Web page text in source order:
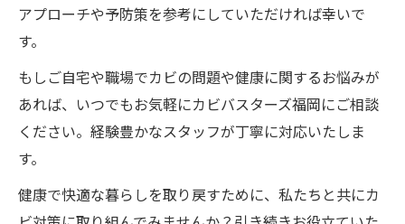
アプローチや予防策を参考にしていただければ幸いで
す。
もしご自宅や職場でカビの問題や健康に関するお悩みが
あれば、いつでもお気軽にカビバスターズ福岡にご相談
ください。経験豊かなスタッフが丁寧に対応いたしま
す。
健康で快適な暮らしを取り戻すために、私たちと共にカ